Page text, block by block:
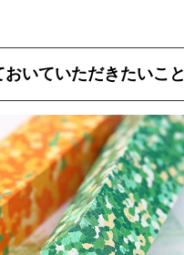
おいていただきたいこと